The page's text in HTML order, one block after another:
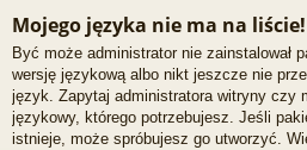
Mojego języka nie ma na liście!
Być może administrator nie zainstalował
wersję językową albo nikt jeszcze nie
język. Zapytaj administratora witryny czy
językowy, którego potrzebujesz. Jeśli
istnieje, może spróbujesz go utworzyć.